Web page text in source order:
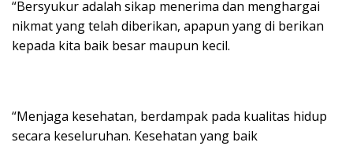
“Bersyukur adalah sikap menerima dan menghargai
nikmat yang telah diberikan, apapun yang di berikan
kepada kita baik besar maupun kecil.
“Menjaga kesehatan, berdampak pada kualitas hidup
secara keseluruhan. Kesehatan yang baik